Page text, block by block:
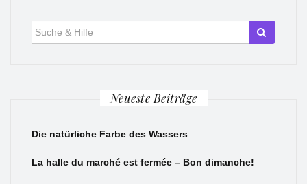
für:
Neueste Beiträge
Die natürliche Farbe des Wassers
La halle du marché est fermée – Bon dimanche!